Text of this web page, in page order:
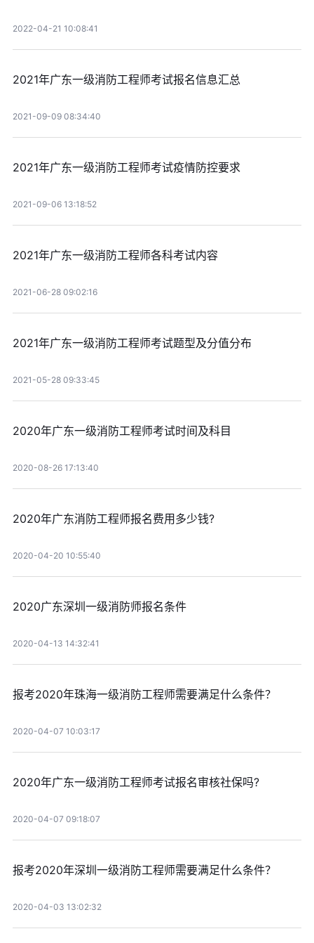
2022-04-21 10:08:41
2021年广东一级消防工程师考试报名信息汇总
2021-09-09 08:34:40
2021年广东一级消防工程师考试疫情防控要求
2021-09-06 13:18:52
2021年广东一级消防工程师各科考试内容
2021-06-28 09:02:16
2021年广东一级消防工程师考试题型及分值分布
2021-05-28 09:33:45
2020年广东一级消防工程师考试时间及科目
2020-08-26 17:13:40
2020年广东消防工程师报名费用多少钱?
2020-04-20 10:55:40
2020广东深圳一级消防师报名条件
2020-04-13 14:32:41
报考2020年珠海一级消防工程师需要满足什么条件？
2020-04-07 10:03:17
2020年广东一级消防工程师考试报名审核社保吗?
2020-04-07 09:18:07
报考2020年深圳一级消防工程师需要满足什么条件？
2020-04-03 13:02:32